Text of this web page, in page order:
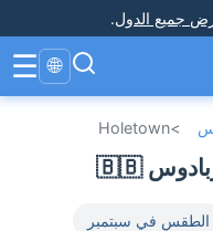
جميع الدول.
🌐
☰
>
Holetown
الطقس في سبتمبر